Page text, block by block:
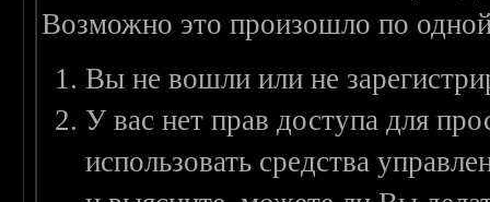
Возможно это произошло по
Вы не вошли или не
У вас нет прав доступа для
использовать средства